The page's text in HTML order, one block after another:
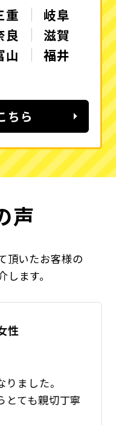
重
岐阜
良
滋賀
山
福井
ちら
声
頂いたお客様の
ます。
性
ました。
とても親切丁寧